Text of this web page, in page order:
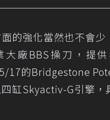
的強化當然也不會
大廠BBS操刀，提
17的Bridgestone
缸Skyactiv-G引擎